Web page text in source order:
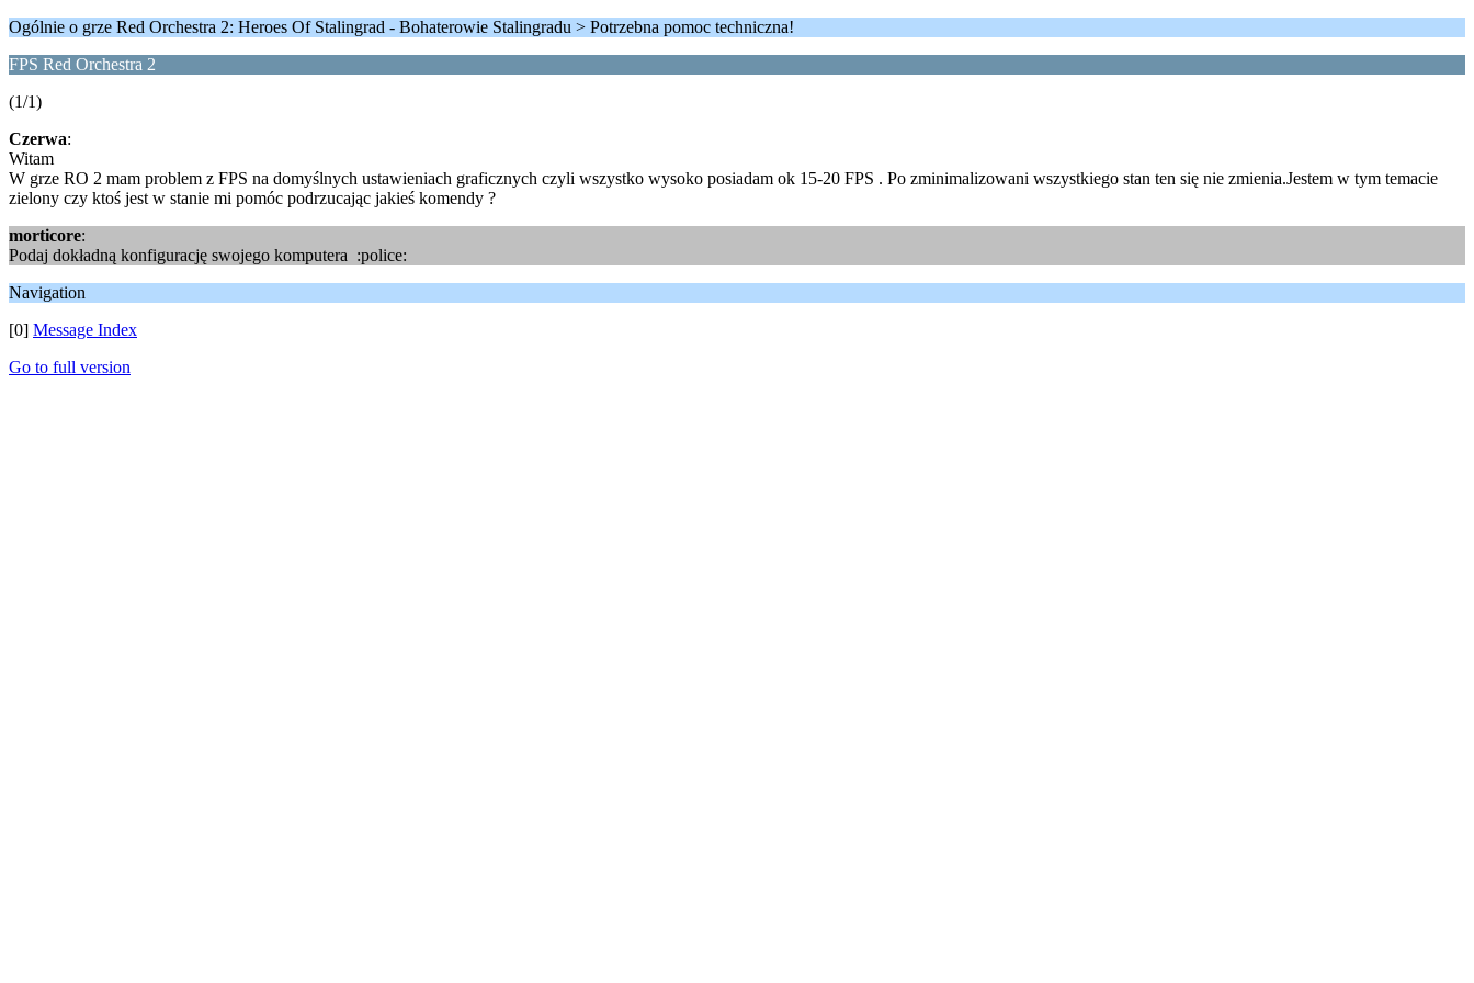
Ogólnie o grze Red Orchestra 2: Heroes Of Stalingrad - Bohaterowie Stalingradu > Potrzebna pomoc techniczna!
FPS Red Orchestra 2
(1/1)
Czerwa:
Witam
W grze RO 2 mam problem z FPS na domyślnych ustawieniach graficznych czyli wszystko wysoko posiadam ok 15-20 FPS . Po zminimalizowani wszystkiego stan ten się nie zmienia.Jestem w tym temacie
zielony czy ktoś jest w stanie mi pomóc podrzucając jakieś komendy ?
morticore:
Podaj dokładną konfigurację swojego komputera :police:
Navigation
[0] Message Index
Go to full version